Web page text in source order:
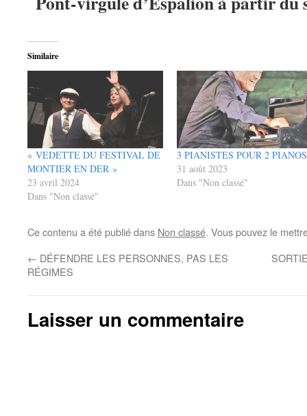
Similaire
« VEDETTE DU FESTIVAL DE
MONTIER EN DER »
23 avril 2024
Dans "Non classé"
3 PIANISTES POUR 2 PIANOS
31 août 2023
Dans "Non classé"
Ce contenu a été publié dans Non classé. Vous pouvez le
← DÉFENDRE LES PERSONNES, PAS LES
RÉGIMES
Laisser un commentaire